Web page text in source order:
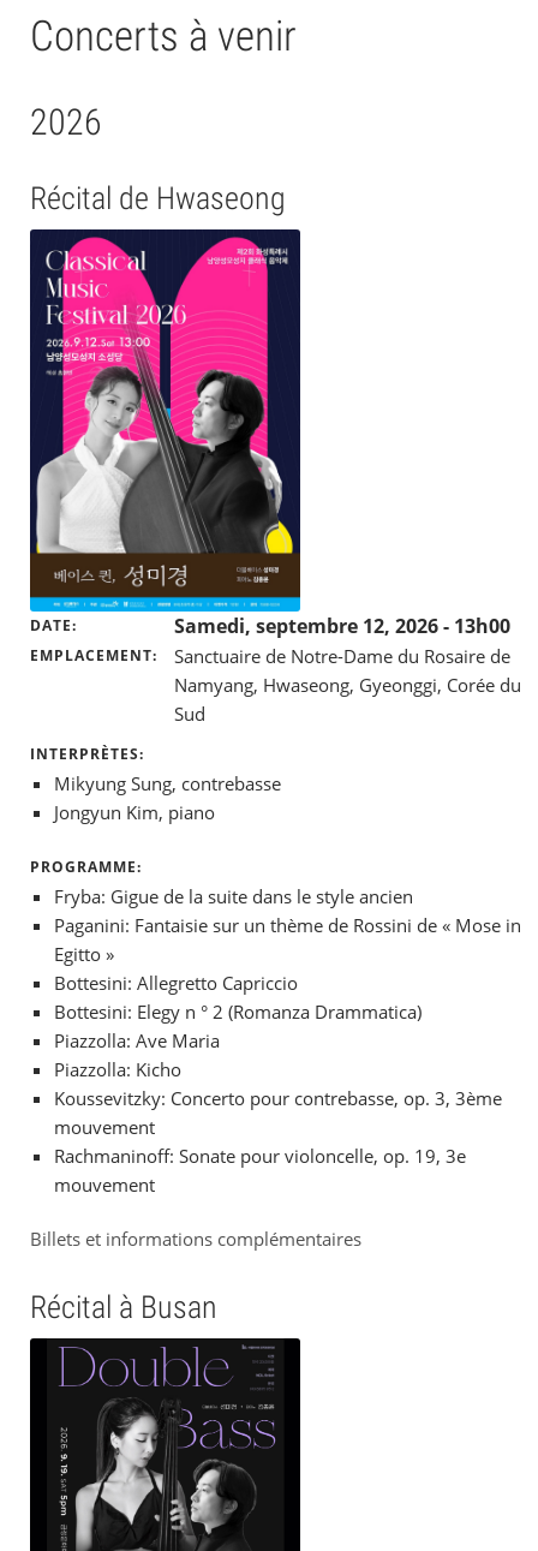
Concerts à venir
2026
Récital de Hwaseong
DATE Samedi, septembre 12, 2026- 13h00
EMPLACEMENT
Sanctuaire de Notre-Dame du Rosaire de
Namyang, Hwaseong, Gyeonggi, Corée du
Sud
INTERPRÈTES:
Mikyung Sung, contrebasse
Jongyun Kim, piano
PROGRAMME:
Fryba: Gigue de la suite dans le style ancien
Paganini: Fantaisie sur un thème de Rossini de « Mose in
Egitto »
Bottesini: Allegretto Capriccio
Bottesini: Elegy n ° 2 (Romanza Drammatica)
Piazzolla: Ave Maria
Piazzolla: Kicho
Koussevitzky: Concerto pour contrebasse, op. 3, 3ème
mouvement
Rachmaninoff: Sonate pour violoncelle, op. 19, 3e
mouvement
Billets et informations complémentaires
Récital à Busan